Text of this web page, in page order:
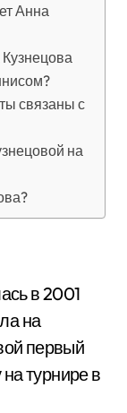
Анна
связаны с
на
в 2001
на
первый
турнире в